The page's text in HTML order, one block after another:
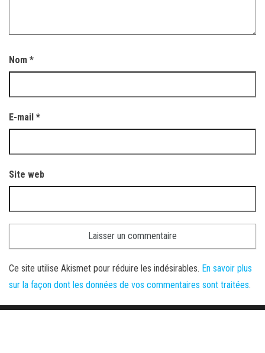
Nom *
E-mail *
Site web
Ce site utilise Akismet pour réduire les indésirables. En savoir plus
sur la façon dont les données de vos commentaires sont traitées.